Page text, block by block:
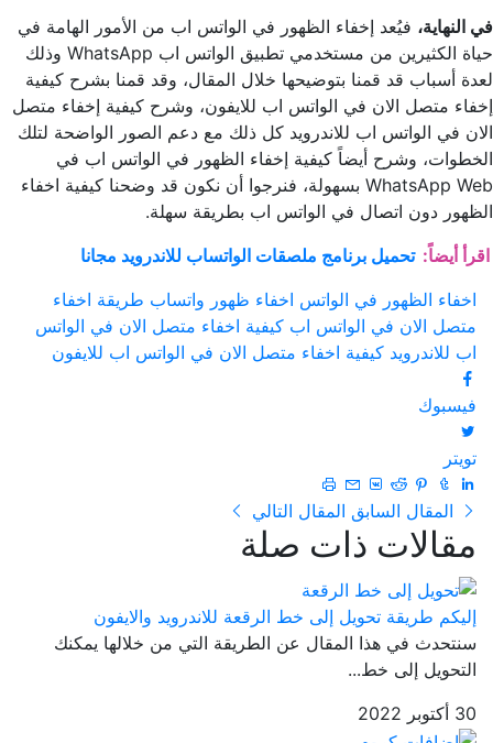
في النهاية، فيُعد إخفاء الظهور في الواتس اب من الأمور الهامة في
حياة الكثيرين من مستخدمي تطبيق الواتس اب WhatsApp وذلك
لعدة أسباب قد قمنا بتوضيحها خلال المقال، وقد قمنا بشرح كيفية
إخفاء متصل الان في الواتس اب للايفون، وشرح كيفية إخفاء متصل
الان في الواتس اب للاندرويد كل ذلك مع دعم الصور الواضحة لتلك
الخطوات، وشرح أيضاً كيفية إخفاء الظهور في الواتس اب في
WhatsApp Web بسهولة، فنرجوا أن نكون قد وضحنا كيفية اخفاء
الظهور دون اتصال في الواتس اب بطريقة سهلة.
اقرأ أيضاً: تحميل برنامج ملصقات الواتساب للاندرويد مجانا
اخفاء الظهور في الواتس اخفاء ظهور واتساب طريقة اخفاء
متصل الان في الواتس اب كيفية اخفاء متصل الان في الواتس
اب للاندرويد كيفية اخفاء متصل الان في الواتس اب للايفون
فيسبوك
تويتر
المقال السابق المقال التالي
مقالات ذات صلة
إليكم طريقة تحويل إلى خط الرقعة للاندرويد والايفون
سنتحدث في هذا المقال عن الطريقة التي من خلالها يمكنك
التحويل إلى خط...
30 أكتوبر 2022